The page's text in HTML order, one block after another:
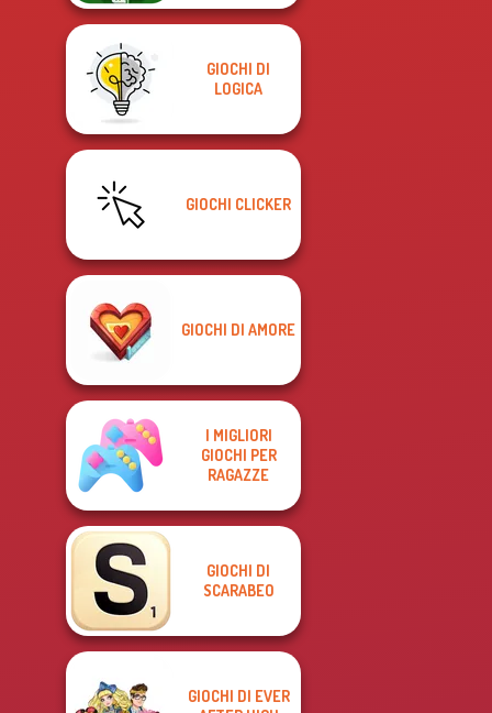
GIOCHI DI
LOGICA
GIOCHI CLICKER
GIOCHI DI AMORE
I MIGLIORI
GIOCHI PER
RAGAZZE
GIOCHI DI
SCARABEO
GIOCHI DI EVER